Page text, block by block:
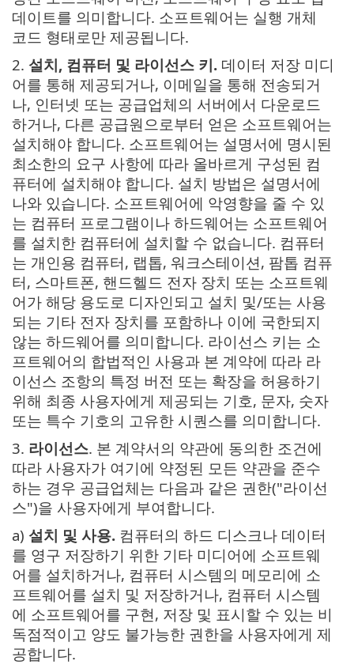
데이트를 의미합니다. 소프트웨어는 실행 개체
코드 형태로만 제공됩니다.
2. 설치, 컴퓨터 및 라이선스 키. 데이터 저장 미디
어를 통해 제공되거나, 이메일을 통해 전송되거
나, 인터넷 또는 공급업체의 서버에서 다운로드
하거나, 다른 공급원으로부터 얻은 소프트웨어는
설치해야 합니다. 소프트웨어는 설명서에 명시된
최소한의 요구 사항에 따라 올바르게 구성된 컴
퓨터에 설치해야 합니다. 설치 방법은 설명서에
나와 있습니다. 소프트웨어에 악영향을 줄 수 있
는 컴퓨터 프로그램이나 하드웨어는 소프트웨어
를 설치한 컴퓨터에 설치할 수 없습니다. 컴퓨터
는 개인용 컴퓨터, 랩톱, 워크스테이션, 팜톱 컴퓨
터, 스마트폰, 핸드헬드 전자 장치 또는 소프트웨
어가 해당 용도로 디자인되고 설치 및/또는 사용
되는 기타 전자 장치를 포함하나 이에 국한되지
않는 하드웨어를 의미합니다. 라이선스 키는 소
프트웨어의 합법적인 사용과 본 계약에 따라 라
이선스 조항의 특정 버전 또는 확장을 허용하기
위해 최종 사용자에게 제공되는 기호, 문자, 숫자
또는 특수 기호의 고유한 시퀀스를 의미합니다.
3. 라이선스. 본 계약서의 약관에 동의한 조건에
따라 사용자가 여기에 약정된 모든 약관을 준수
하는 경우 공급업체는 다음과 같은 권한("라이선
스")을 사용자에게 부여합니다.
a) 설치 및 사용. 컴퓨터의 하드 디스크나 데이터
를 영구 저장하기 위한 기타 미디어에 소프트웨
어를 설치하거나, 컴퓨터 시스템의 메모리에 소
프트웨어를 설치 및 저장하거나, 컴퓨터 시스템
에 소프트웨어를 구현, 저장 및 표시할 수 있는 비
독점적이고 양도 불가능한 권한을 사용자에게 제
공합니다.